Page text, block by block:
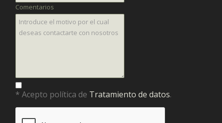
Comentarios
* Acepto política de Tratamiento de datos.